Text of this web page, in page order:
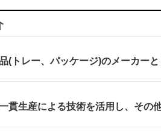
(トレー、パッケージ)のメーカーと
貫生産による技術を活用し、その